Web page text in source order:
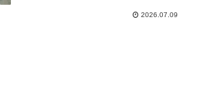
2026.07.09